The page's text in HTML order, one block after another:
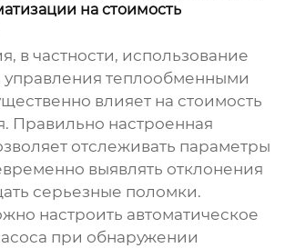
на стоимость
в частности, использование
управления теплообменными
влияет на стоимость
Правильно настроенная
отслеживать параметры
выявлять отклонения
серьезные поломки.
настроить автоматическое
при обнаружении